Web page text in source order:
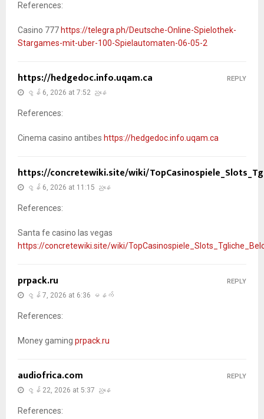
References:
Casino 777 https://telegra.ph/Deutsche-Online-Spielothek-
Stargames-mit-uber-100-Spielautomaten-06-05-2
https://hedgedoc.info.uqam.ca
ဇွန် 6, 2026 at 7:52 ညနေ
References:
Cinema casino antibes https://hedgedoc.info.uqam.ca
REPLY
https://concretewiki.site/wiki/
ဇွန် 6, 2026 at 11:15 ညနေ
References:
Santa fe casino las vegas
https://concretewiki.site/wiki/
prpack.ru
ဇွန် 7, 2026 at 6:36 မနက်
References:
Money gaming prpack.ru
REPLY
audiofrica.com
ဇွန် 22, 2026 at 5:37 ညနေ
References:
REPLY